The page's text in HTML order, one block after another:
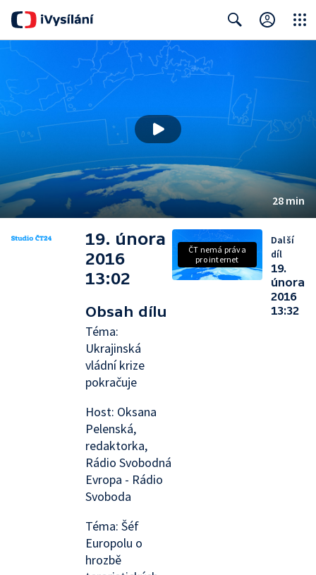
28 min
19. února
2016
13:02
Obsah dílu
Téma:
Ukrajinská
vládní krize
pokračuje
Host: Oksana
Pelenská,
redaktorka,
Rádio Svobodná
Evropa - Rádio
Svoboda
Téma: Šéf
Europolu o
hrozbě
ČT nemá práva
pro internet
Další
díl
19.
února
2016
13:32